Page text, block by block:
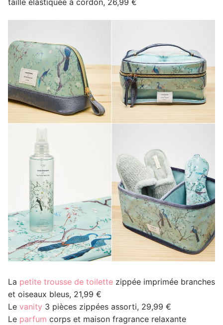
La petite trousse de toilette zippée imprimée branches
et oiseaux bleus, 21,99 €
Le vanity 3 pièces zippées assorti, 29,99 €
Le parfum corps et maison fragrance relaxante